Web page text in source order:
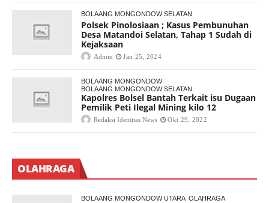
BOLAANG MONGONDOW SELATAN
Polsek Pinolosiaan ; Kasus Pembunuhan
Desa Matandoi Selatan, Tahap 1 Sudah di
Kejaksaan
Admin Jan 25, 2024
BOLAANG MONGONDOW
BOLAANG MONGONDOW SELATAN
Kapolres Bolsel Bantah Terkait isu Dugaan
Pemilik Peti Ilegal Mining kilo 12
Redaksi Identitas News Okt 29, 2022
OLAHRAGA
BOLAANG MONGONDOW UTARA OLAHRAGA